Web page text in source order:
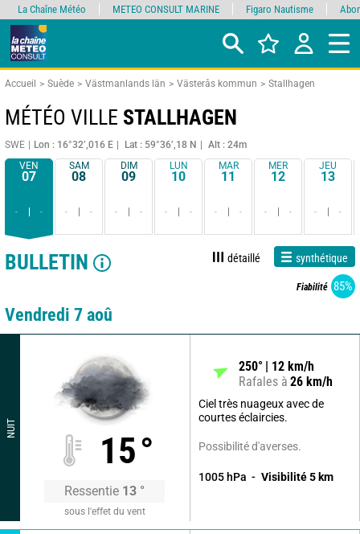
Accueil Suède Västmanlands län Västerås kommun Stallhagen
MÉTÉO VILLE STALLHAGEN
SWE Lon : 16°32’,016 E Lat : 59°36’,18 N
Alt : 24m
VEN
07
- -
SAM
08
- -
DIM
09
- -
LUN
10
- -
MAR
11
- -
MER
12
- -
JEU
13
- -
BULLETIN détaillé synthétique
Fiabilité 85%
Vendredi 7 aoû
NUIT
15°
Ressentie 13 °
sous l'effet du vent
250° 12 km/h
Rafales à 26 km/h
Ciel très nuageux avec de
courtes éclaircies.
Possibilité d'averses.
1005 hPa Visibilité 5 km
La Chaîne Météo METEO CONSULT MARINE Figaro Nautisme